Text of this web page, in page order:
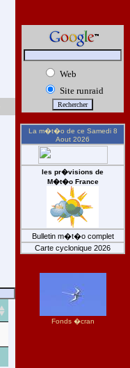
Web
Site runraid
La m�t�o de ce Samedi 8
Aout 2026
les pr�visions de
M�t�o France
Bulletin m�t�o complet
Carte cyclonique 2026
Fonds �cran